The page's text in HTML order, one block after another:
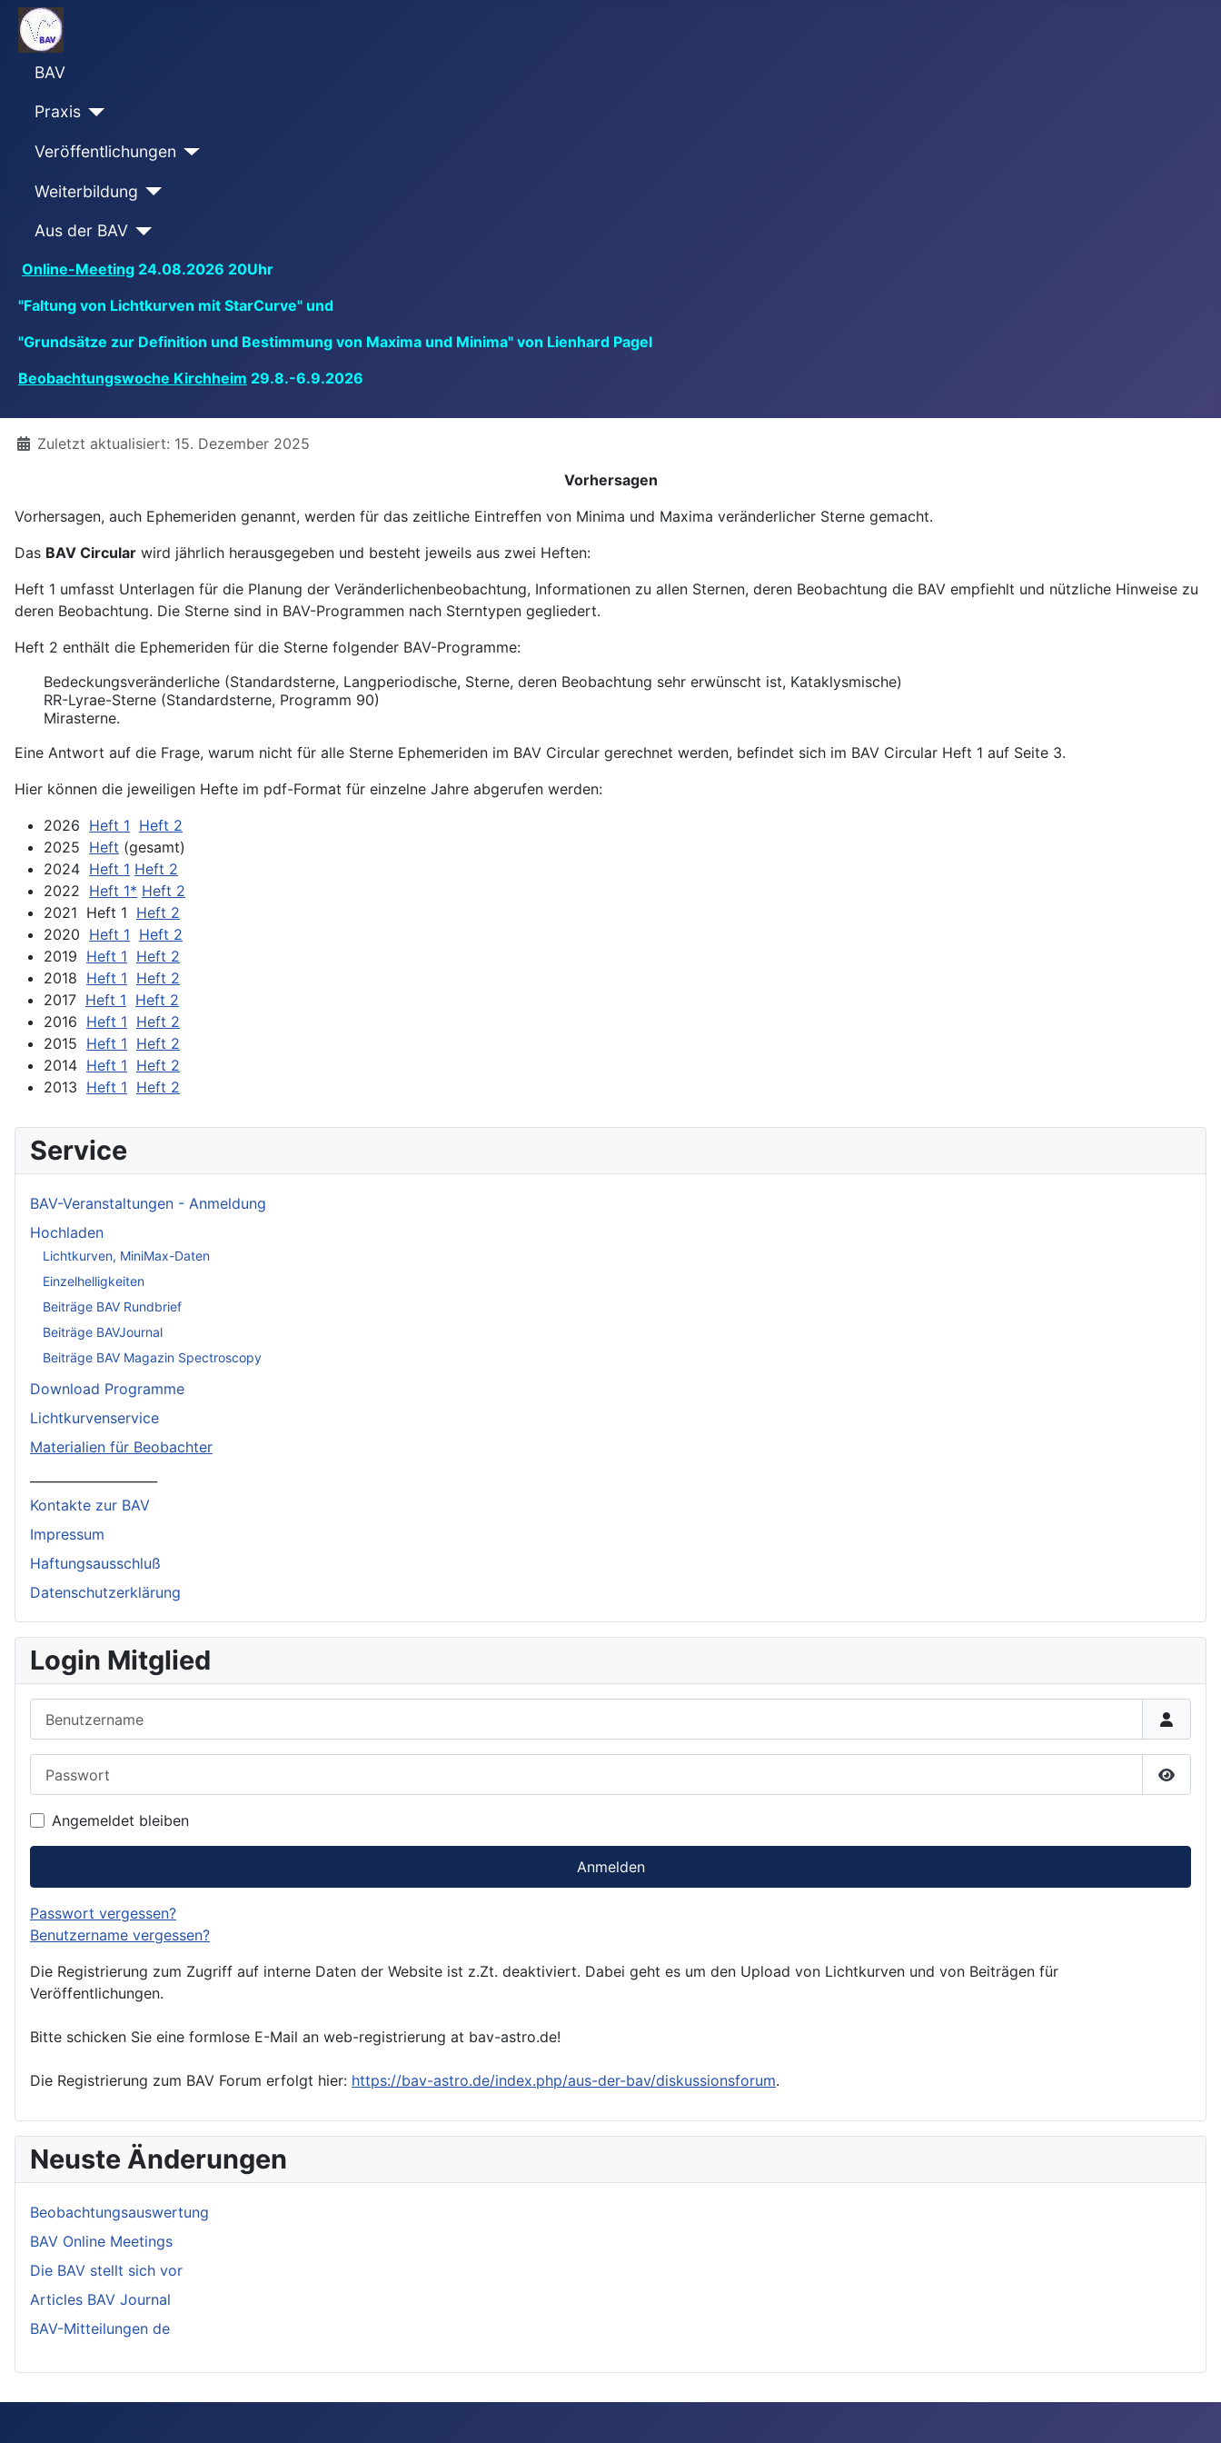
BAV
Praxis
Veröffentlichungen
Weiterbildung
Aus der BAV
Online-Meeting 24.08.2026 20Uhr
"Faltung von Lichtkurven mit StarCurve" und
"Grundsätze zur Definition und Bestimmung von Maxima und Minima" von Lienhard Pagel
Beobachtungswoche Kirchheim 29.8.-6.9.2026
DetailsZuletzt aktualisiert: 15. Dezember 2025
Vorhersagen
Vorhersagen, auch Ephemeriden genannt, werden für das zeitliche Eintreffen von Minima und Maxima veränderlicher Sterne gemacht.
Das BAV Circular wird jährlich herausgegeben und besteht jeweils aus zwei Heften:
Heft 1 umfasst Unterlagen für die Planung der Veränderlichenbeobachtung, Informationen zu allen Sternen, deren Beobachtung die BAV empfiehlt und nützliche Hinweise zu
deren Beobachtung. Die Sterne sind in BAV-Programmen nach Sterntypen gegliedert.
Heft 2 enthält die Ephemeriden für die Sterne folgender BAV-Programme:
Bedeckungsveränderliche (Standardsterne, Langperiodische, Sterne, deren Beobachtung sehr erwünscht ist, Kataklysmische)
RR-Lyrae-Sterne (Standardsterne, Programm 90)
Mirasterne.
Eine Antwort auf die Frage, warum nicht für alle Sterne Ephemeriden im BAV Circular gerechnet werden, befindet sich im BAV Circular Heft 1 auf Seite 3.
Hier können die jeweiligen Hefte im pdf-Format für einzelne Jahre abgerufen werden:
2026 Heft 1 Heft 2
2025 Heft (gesamt)
2024 Heft 1 Heft 2
2022 Heft 1* Heft 2
2021 Heft 1 Heft 2
2020 Heft 1 Heft 2
2019 Heft 1 Heft 2
2018 Heft 1 Heft 2
2017 Heft 1 Heft 2
2016 Heft 1 Heft 2
2015 Heft 1 Heft 2
2014 Heft 1 Heft 2
2013 Heft 1 Heft 2
Service
BAV-Veranstaltungen - Anmeldung
Hochladen
Lichtkurven, MiniMax-Daten
Einzelhelligkeiten
Beiträge BAV Rundbrief
Beiträge BAVJournal
Beiträge BAV Magazin Spectroscopy
Download Programme
Lichtkurvenservice
Materialien für Beobachter
Kontakte zur BAV
Impressum
Haftungsausschluß
Datenschutzerklärung
Login Mitglied
Angemeldet bleiben
Anmelden
Passwort vergessen?
Benutzername vergessen?
Die Registrierung zum Zugriff auf interne Daten der Website ist z.Zt. deaktiviert. Dabei geht es um den Upload von Lichtkurven und von Beiträgen für
Veröffentlichungen.
Bitte schicken Sie eine formlose E-Mail an web-registrierung at bav-astro.de!
Die Registrierung zum BAV Forum erfolgt hier: https://bav-astro.de/index.php/aus-der-bav/diskussionsforum.
Neuste Änderungen
Beobachtungsauswertung
BAV Online Meetings
Die BAV stellt sich vor
Articles BAV Journal
BAV-Mitteilungen de